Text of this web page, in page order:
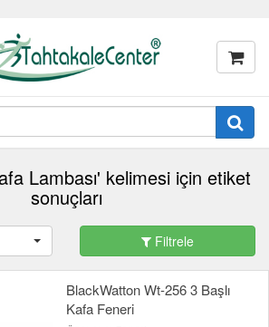
Lambası' kelimesi için etiket
sonuçları
Filtrele
BlackWatton Wt-256 3 Başlı
Kafa Feneri